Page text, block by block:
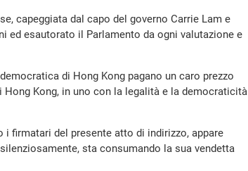
dal capo del governo Carrie Lam e
ed esautorato il Parlamento da ogni valutazione e
di Hong Kong pagano un caro prezzo
Kong, in uno con la legalità e la democraticità
del presente atto di indirizzo, appare
sta consumando la sua vendetta